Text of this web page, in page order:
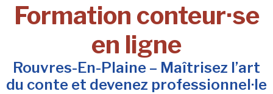
Formation conteur·se
en ligne
Rouvres-En-Plaine – Maîtrisez l’art
du conte et devenez professionnel·le